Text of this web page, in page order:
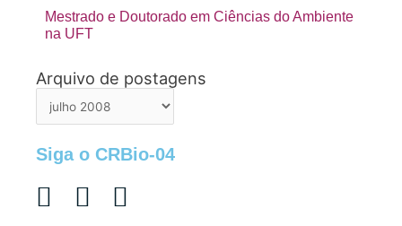
Mestrado e Doutorado em Ciências do Ambiente
na UFT
Arquivo de postagens
Arquivo
postagens
Siga o CRBio-04